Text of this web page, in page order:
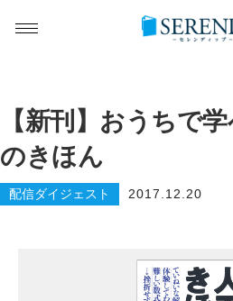
【新刊】おうちで
のきほん
配信ダイジェスト 2017.12.20